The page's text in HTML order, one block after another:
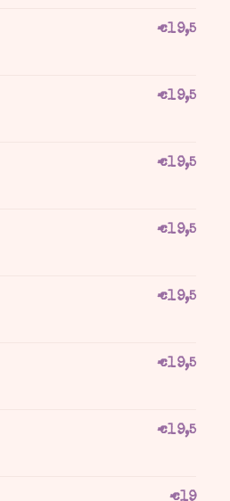
€19,5
€19,5
€19,5
€19,5
€19,5
€19,5
€19,5